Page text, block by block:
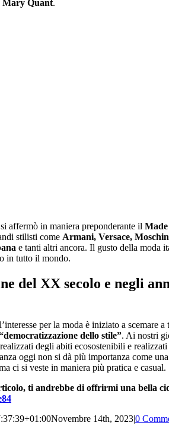
Mary Quant.
affermò in maniera preponderante il
stilisti come Armani, Versace,
e tanti altri ancora. Il gusto della moda
in tutto il mondo.
del XX secolo e negli
per la moda è iniziato a scemare a
dello stile”. Ai nostri
degli abiti ecosostenibili e
oggi non si dà più importanza come
ci si veste in maniera più pratica e casual.
ti andrebbe di offrirmi una bella
Novembre 14th, 2023|0